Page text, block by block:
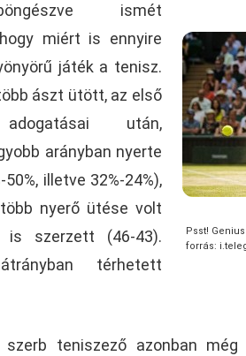
Psst!
forrás:
ismét
miért is ennyire
játék a tenisz.
ászt ütött, az első
után,
arányban nyerte
illetve 32%-24%),
nyerő ütése volt
szerzett (46-43).
térhetett
szerb teniszező azonban